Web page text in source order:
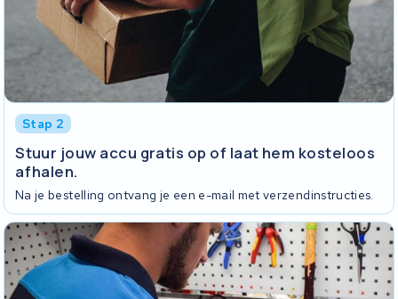
Stap 2
Stuur jouw accu gratis op of laat hem kosteloos
afhalen.
Na je bestelling ontvang je een e-mail met verzendinstructies.